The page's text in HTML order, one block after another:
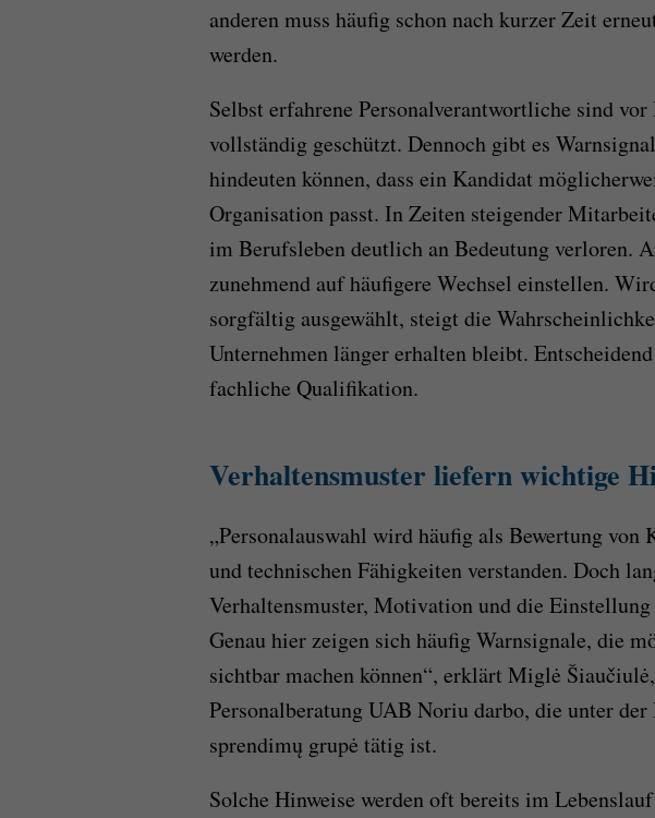
anderen muss häufig schon nach kurzer Zeit
werden.
Selbst erfahrene Personalverantwortliche sind
vollständig geschützt. Dennoch gibt es
hindeuten können, dass ein Kandidat
Organisation passt. In Zeiten steigender
im Berufsleben deutlich an Bedeutung verloren.
zunehmend auf häufigere Wechsel einstellen.
sorgfältig ausgewählt, steigt die
Unternehmen länger erhalten bleibt.
fachliche Qualifikation.
Verhaltensmuster liefern wichtige
„Personalauswahl wird häufig als Bewertung von
und technischen Fähigkeiten verstanden. Doch
Verhaltensmuster, Motivation und die
Genau hier zeigen sich häufig Warnsignale, die
sichtbar machen können“, erklärt Miglė
Personalberatung UAB Noriu darbo, die unter
sprendimų grupė tätig ist.
Solche Hinweise werden oft bereits im